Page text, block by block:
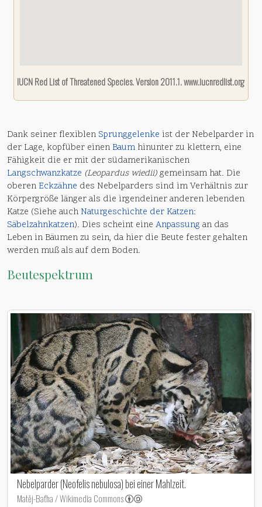
IUCN Red List of Threatened Species. Version 2011.1. www.iucnredlist.org
Dank seiner flexiblen Sprunggelenke ist der Nebelparder in
der Lage, kopfüber einen Baum hinunter zu klettern, eine
Fähigkeit die er mit der südamerikanischen
Langschwanzkatze (Leopardus wiedii)gemeinsam hat. Die
oberen Eckzähne des Nebelparders sind im Verhältnis zur
Körpergröße länger als die irgendeiner anderen lebenden
Katze (Siehe auch Naturgeschichte der Katzen:
Säbelzahnkatzen). Dies scheint eine Anpassung an das
Leben in Bäumen zu sein, da hier die Beute fester gehalten
werden muß als auf dem Boden.
Beutespektrum
Nebelparder (Neofelis nebulosa) bei einer Mahlzeit.
Matěj-Baťha / Wikimedia Commons